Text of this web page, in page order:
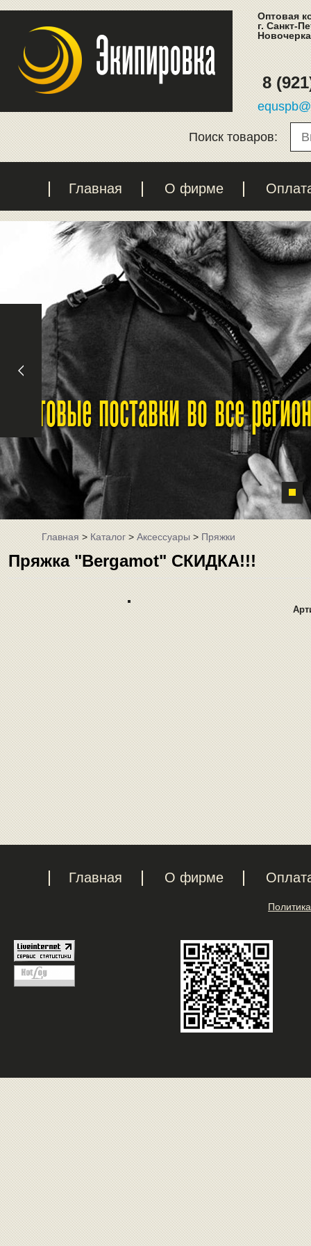
Оптовая
г. Санкт-
8
Поиск товаров:
Главная О фирме
Оптовые поставки во все
Главная>Каталог>Аксессуары>Пряжки
Пряжка "Bergamot" СКИДКА!!!
Главная О фирме